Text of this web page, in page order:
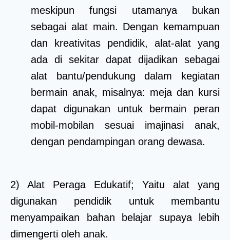
meskipun fungsi utamanya bukan
sebagai alat main. Dengan kemampuan
dan kreativitas pendidik, alat-alat yang
ada di sekitar dapat dijadikan sebagai
alat bantu/pendukung dalam kegiatan
bermain anak, misalnya: meja dan kursi
dapat digunakan untuk bermain peran
mobil-mobilan sesuai imajinasi anak,
dengan pendampingan orang dewasa.
2) Alat Peraga Edukatif; Yaitu alat yang
digunakan pendidik untuk membantu
menyampaikan bahan belajar supaya lebih
dimengerti oleh anak.